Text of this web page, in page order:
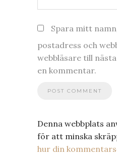
Spara mitt
postadress och
webbläsare till
en kommentar.
Denna webbplats
för att minska
hur din